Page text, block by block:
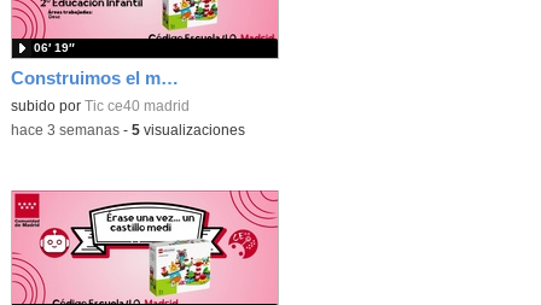
Construimos el mundo con Lego
subido por Tic ce40 madrid
06′ 19″
-hace 3 semanas- 5visualizaciones